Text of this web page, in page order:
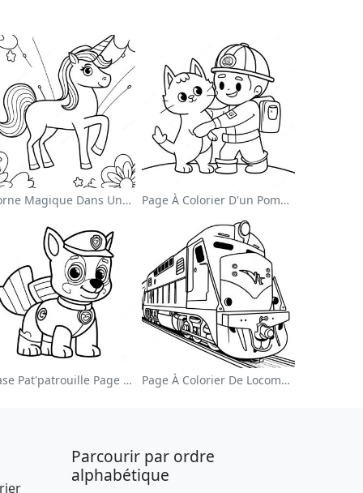
Licorne Magique Dans Une Page À Colorier Arc-En-Ciel Page À Colorier D'un Pompier Courageux Sauvant Un Chat
Chase Pat'patrouille Page À Colorier Page À Colorier De Locomotive Colorée
Parcourir par ordre
alphabétique